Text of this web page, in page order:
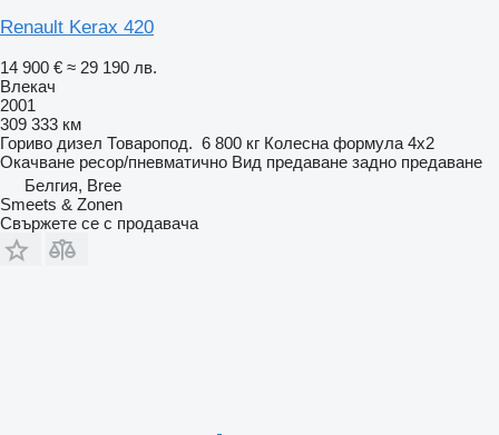
Renault Kerax 420
14 900 € ≈ 29 190 лв.
Влекач
2001
309 333 км
Гориво дизел Товаропод. 6 800 кг Колесна формула 4x2
Окачване ресор/пневматично Вид предаване задно предаване
Белгия, Bree
Smeets & Zonen
Свържете се с продавача